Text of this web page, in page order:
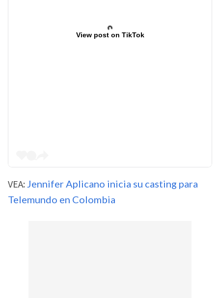
View post on TikTok
VEA: Jennifer Aplicano inicia su casting para
Telemundo en Colombia